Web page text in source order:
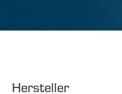
Hersteller